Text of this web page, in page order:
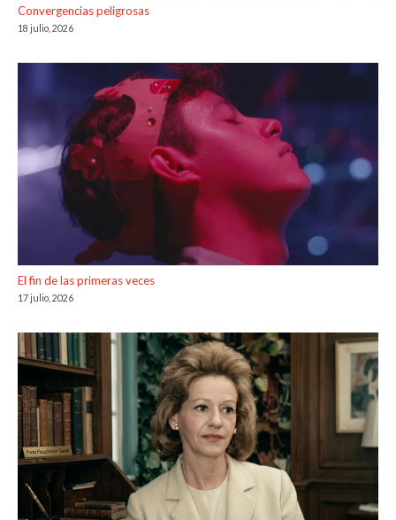
Convergencias peligrosas
18 julio, 2026
El fin de las primeras veces
17 julio, 2026